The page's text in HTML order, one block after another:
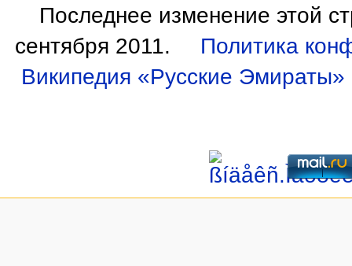
Последнее изменение этой
сентября 2011.
Политика
Википедия «Русские Эмираты»